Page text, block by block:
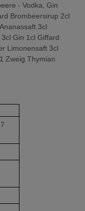
- Vodka, Gin
Brombeersirup 2cl
3cl
Gin 1cl Giffard
Limonensaft 3cl
Zweig Thymian